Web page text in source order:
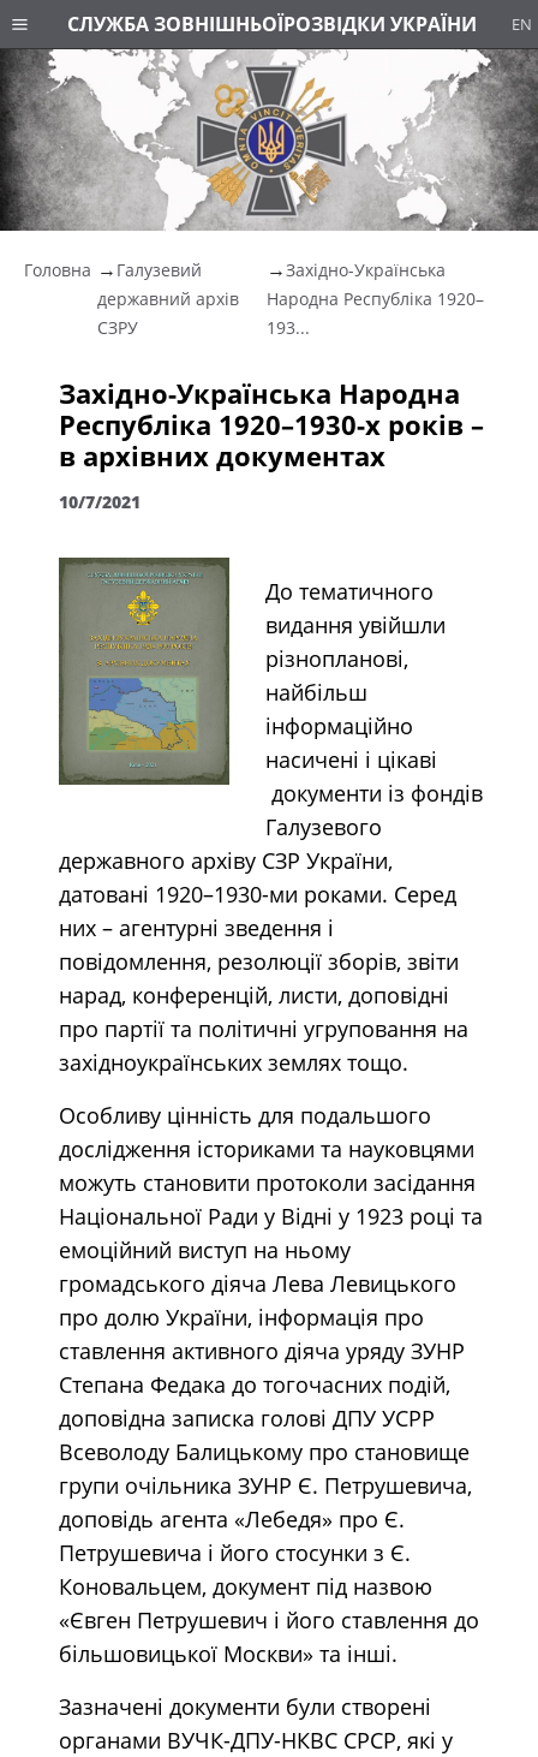
СЛУЖБА ЗОВНІШНЬОЇРОЗВІДКИ УКРАЇНИ EN
Головна
Галузевий
державний архів
СЗРУ
Західно-Українська
Народна Республіка 1920–
193...
Західно-Українська Народна
Республіка 1920–1930-х років –
в архівних документах
10/7/2021
До тематичного
видання увійшли
різнопланові,
найбільш
інформаційно
насичені і цікаві
документи із фондів
Галузевого
державного архіву СЗР України,
датовані 1920–1930-ми роками. Серед
них – агентурні зведення і
повідомлення, резолюції зборів, звіти
нарад, конференцій, листи, доповідні
про партії та політичні угруповання на
західноукраїнських землях тощо.
Особливу цінність для подальшого
дослідження істориками та науковцями
можуть становити протоколи засідання
Національної Ради у Відні у 1923 році та
емоційний виступ на ньому
громадського діяча Лева Левицького
про долю України, інформація про
ставлення активного діяча уряду ЗУНР
Степана Федака до тогочасних подій,
доповідна записка голові ДПУ УСРР
Всеволоду Балицькому про становище
групи очільника ЗУНР Є. Петрушевича,
доповідь агента «Лебедя» про Є.
Петрушевича і його стосунки з Є.
Коновальцем, документ під назвою
«Євген Петрушевич і його ставлення до
більшовицької Москви» та інші.
Зазначені документи були створені
органами ВУЧК-ДПУ-НКВС СРСР, які у